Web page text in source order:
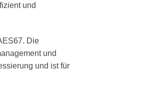
und
Die
und
und ist für